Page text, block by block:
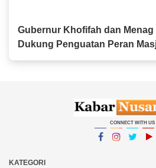
Gubernur Khofifah dan
Dukung Penguatan Peran
Akbar IGIC 2026
CONNECT WITH US
KATEGORI